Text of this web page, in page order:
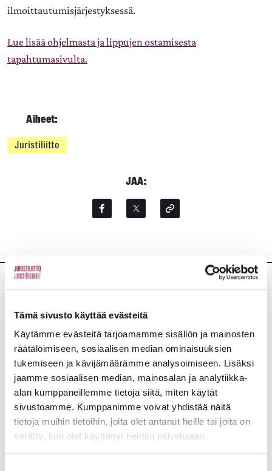
Tämä sivusto käyttää evästeitä
Käytämme evästeitä tarjoamamme sisällön ja mainosten
räätälöimiseen, sosiaalisen median ominaisuuksien
tukemiseen ja kävijämäärämme analysoimiseen. Lisäksi
jaamme sosiaalisen median, mainosalan ja analytiikka-
alan kumppaneillemme tietoja siitä, miten käytät
sivustoamme. Kumppanimme voivat yhdistää näitä
tietoja muihin tietoihin, joita olet antanut heille tai joita on
kerätty, kun olet käyttänyt heidän palvelujaan.
ilmoittautumisjärjestyksessä.
Lue lisää ohjelmasta ja lippujen ostamisesta
tapahtumasivulta.
Aiheet:
Juristiliitto
JAA:
Uutiset 4.8.2026
YTN: Tietoa AMK-alan lakosta
Työmarkkinat